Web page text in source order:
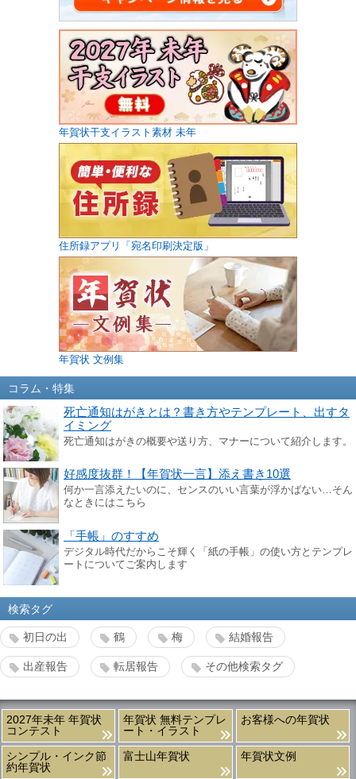
年賀状干支イラスト素材 未年
住所録アプリ「宛名印刷決定版」
年賀状 文例集
コラム・特集
死亡通知はがきとは？書き方やテンプレート、出すタ
イミング
死亡通知はがきの概要や送り方、マナーについて紹介します。
好感度抜群！【年賀状一言】添え書き10選
何か一言添えたいのに、センスのいい言葉が浮かばない…そん
なときにはこちら
「手帳」のすすめ
デジタル時代だからこそ輝く「紙の手帳」の使い方とテンプレ
ートについてご案内します
検索タグ
初日の出 鶴 梅 結婚報告
出産報告 転居報告 その他検索タグ
2027年未年 年賀状
コンテスト
年賀状 無料テンプレ
ート・イラスト
お客様への年賀状
シンプル・インク節
約年賀状
富士山年賀状 年賀状文例